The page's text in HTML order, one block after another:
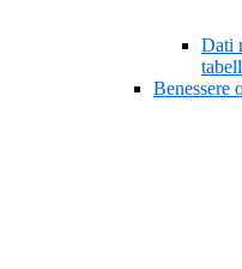
Dati
Benessere